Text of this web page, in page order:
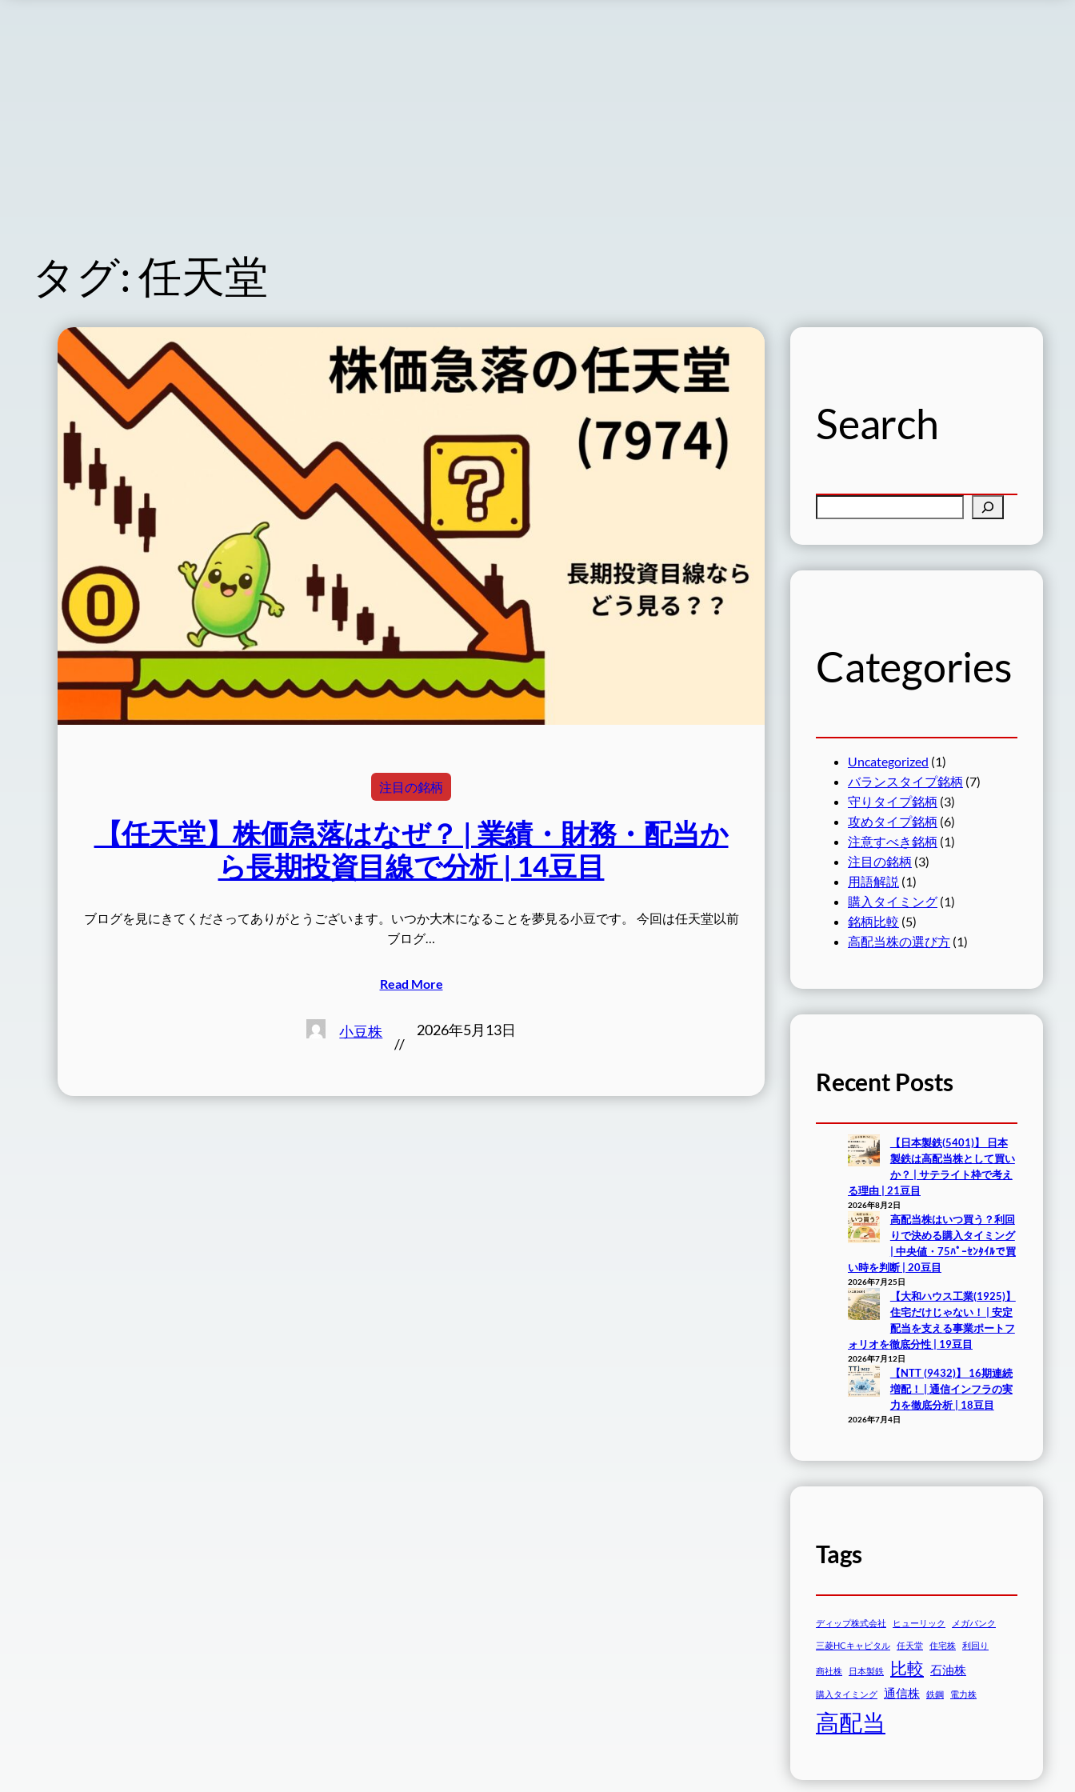
タグ:任天堂
注目の銘柄
【任天堂】株価急落はなぜ？ | 業績・財務・配当か
ら長期投資目線で分析 | 14豆目
ブログを見にきてくださってありがとうございます。いつか大木になることを夢見る小豆です。 今回は任天堂以前
ブログ…
Read More
小豆株
//
2026年5月13日
Search
Categories
Uncategorized (1)
バランスタイプ銘柄 (7)
守りタイプ銘柄 (3)
攻めタイプ銘柄 (6)
注意すべき銘柄 (1)
注目の銘柄 (3)
用語解説 (1)
購入タイミング (1)
銘柄比較 (5)
高配当株の選び方 (1)
Recent Posts
【日本製鉄(5401)】 日本
製鉄は高配当株として買い
か？ | サテライト枠で考え
る理由 | 21豆目
2026年8月2日
高配当株はいつ買う？利回
りで決める購入タイミング
| 中央値・75ﾊﾟｰｾﾝﾀｲﾙで買
い時を判断 | 20豆目
2026年7月25日
【大和ハウス工業(1925)】
住宅だけじゃない！ | 安定
配当を支える事業ポートフ
ォリオを徹底分性 | 19豆目
2026年7月12日
【NTT (9432)】 16期連続
増配！ | 通信インフラの実
力を徹底分析 | 18豆目
2026年7月4日
Tags
ディップ株式会社 ヒューリック メガバンク
三菱HCキャピタル 任天堂 住宅株 利回り
商社株 日本製鉄 比較 石油株
購入タイミング 通信株 鉄鋼 電力株
高配当